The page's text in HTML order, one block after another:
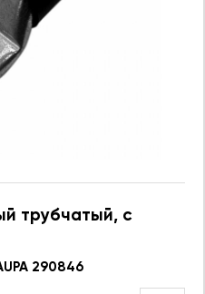
трубчатый, с
290846